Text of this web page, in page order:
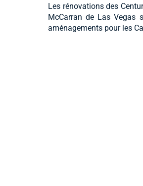
Les rénovations des
McCarran de Las Vegas
aménagements pour les